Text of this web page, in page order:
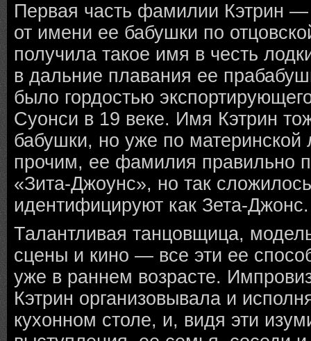
Первая часть фамилии Кэтрин
от имени ее бабушки по
получила такое имя в честь
в дальние плавания ее
было гордостью
Суонси в 19 веке. Имя Кэтрин
бабушки, но уже по
прочим, ее фамилия правильно
«Зита-Джоунс», но так
идентифицируют как Зета-Джонс.
Талантливая танцовщица,
сцены и кино — все эти ее
уже в раннем возрасте.
Кэтрин организовывала и
кухонном столе, и, видя эти